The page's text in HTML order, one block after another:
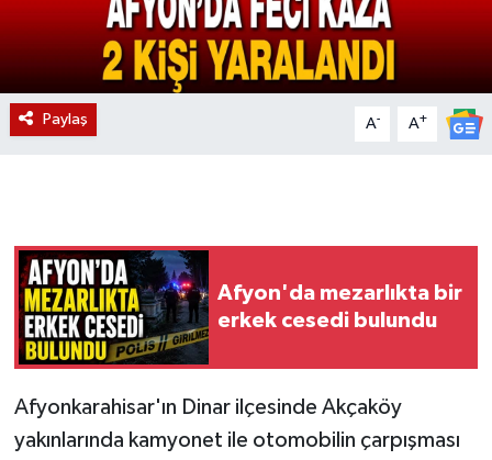
Paylaş A- A+
Afyon'da mezarlıkta bir
erkek cesedi bulundu
Afyonkarahisar'ın Dinar ilçesinde Akçaköy
yakınlarında kamyonet ile otomobilin çarpışması